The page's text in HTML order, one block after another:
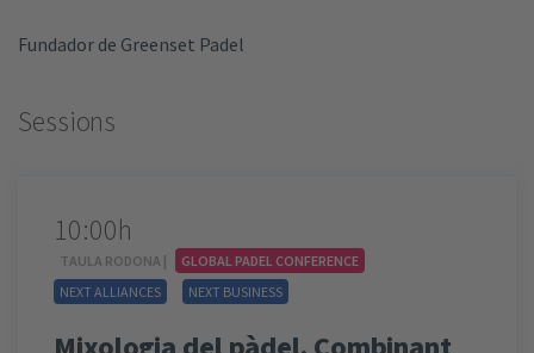
Fundador de Greenset Padel
Sessions
10:00h
TAULA RODONA |
GLOBAL PADEL CONFERENCE
NEXT ALLIANCES
NEXT BUSINESS